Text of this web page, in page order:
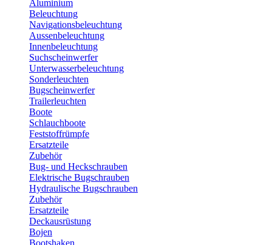
Aluminium
Beleuchtung
Navigationsbeleuchtung
Aussenbeleuchtung
Innenbeleuchtung
Suchscheinwerfer
Unterwasserbeleuchtung
Sonderleuchten
Bugscheinwerfer
Trailerleuchten
Boote
Schlauchboote
Feststoffrümpfe
Ersatzteile
Zubehör
Bug- und Heckschrauben
Elektrische Bugschrauben
Hydraulische Bugschrauben
Zubehör
Ersatzteile
Deckausrüstung
Bojen
Bootshaken